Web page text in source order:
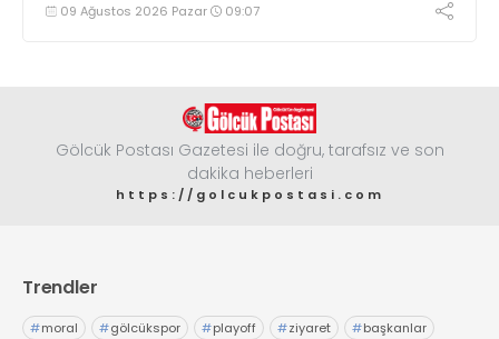
09 Ağustos 2026 Pazar 09:07
Gölcük Postası Gazetesi ile doğru, tarafsız ve son
dakika heberleri
https://golcukpostasi.com
Trendler
#moral #gölcükspor #playoff #ziyaret #başkanlar